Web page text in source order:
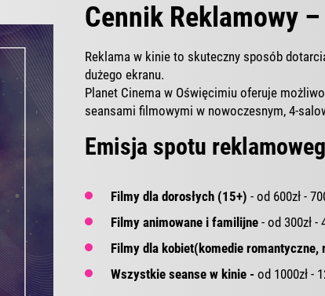
SZKOŁY
OFERTA
SZKÓŁ
Cennik Reklamowy
Reklama w kinie to skuteczny sposób
dużego ekranu.
Planet Cinema w Oświęcimiu oferuje
seansami filmowymi w nowoczesnym, 4-
Emisja spotu
Filmy dla dorosłych (15+) - od 600zł -
Filmy animowane i familijne - od 300zł
Filmy dla kobiet(komedie romantyczne,
Wszystkie seanse w kinie - od 1000zł -